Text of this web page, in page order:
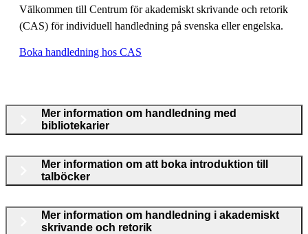
Välkommen till Centrum för akademiskt skrivande och retorik
(CAS) för individuell handledning på svenska eller engelska.
Boka handledning hos CAS
Mer information om handledning med
bibliotekarier
Mer information om att boka introduktion till
talböcker
Mer information om handledning i akademiskt
skrivande och retorik